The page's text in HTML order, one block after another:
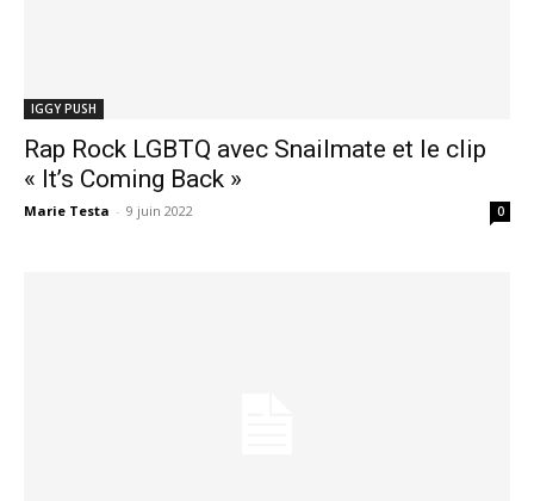
IGGY PUSH
Rap Rock LGBTQ avec Snailmate et le clip
« It’s Coming Back »
Marie Testa - 9 juin 2022 0